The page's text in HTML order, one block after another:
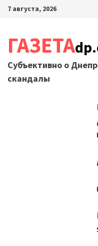
Перейти
7 августа, 2026
ГАЗЕТА
Субъективно о
скандалы